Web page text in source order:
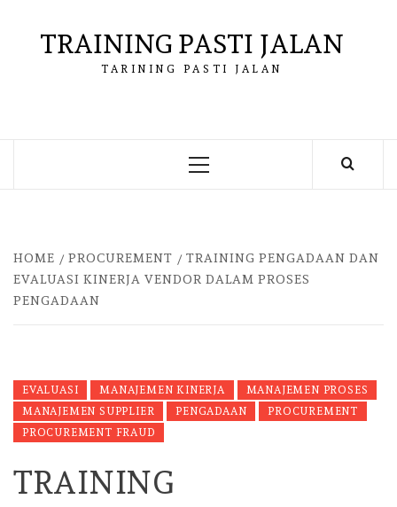
contentTRAINING PASTI JALAN
TARINING PASTI JALAN
Primary
HOME PROCUREMENT
TRAINING PENGADAAN DAN
EVALUASI KINERJA VENDOR DALAM PROSES
PENGADAAN
EVALUASI MANAJEMEN KINERJA
MANAJEMEN PROSES
MANAJEMEN SUPPLIER
PENGADAAN
PROCUREMENT
PROCUREMENT FRAUD
TRAINING